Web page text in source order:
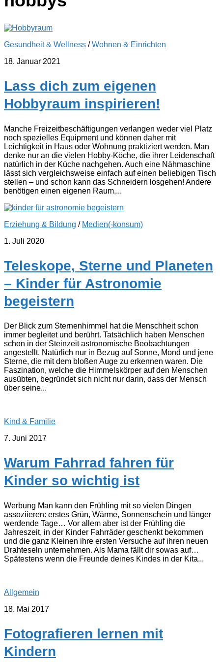
Gesundheit & Wellness /Wohnen & Einrichten
18. Januar 2021
Lass dich zum eigenen
Hobbyraum inspirieren!
Manche Freizeitbeschäftigungen verlangen weder viel Platz
noch spezielles Equipment und können daher mit
Leichtigkeit in Haus oder Wohnung praktiziert werden. Man
denke nur an die vielen Hobby-Köche, die ihrer Leidenschaft
natürlich in der Küche nachgehen. Auch eine Nähmaschine
lässt sich vergleichsweise einfach auf einen beliebigen Tisch
stellen – und schon kann das Schneidern losgehen! Andere
benötigen einen eigenen Raum,...
Erziehung & Bildung / Medien(-konsum)
1. Juli 2020
Teleskope, Sterne und Planeten
– Kinder für Astronomie
begeistern
Der Blick zum Sternenhimmel hat die Menschheit schon
immer begleitet und berührt. Tatsächlich haben Menschen
schon in der Steinzeit astronomische Beobachtungen
angestellt. Natürlich nur in Bezug auf Sonne, Mond und jene
Sterne, die mit dem bloßen Auge zu erkennen waren. Die
Faszination, welche die Himmelskörper auf den Menschen
ausübten, begründet sich nicht nur darin, dass der Mensch
über seine...
Kind & Familie
7. Juni 2017
Warum Fahrrad fahren für
Kinder so wichtig ist
Werbung Man kann den Frühling mit so vielen Dingen
assoziieren: erstes Grün, Wärme, Sonnenschein und länger
werdende Tage… Vor allem aber ist der Frühling die
Jahreszeit, in der Kinder Fahrräder geschenkt bekommen
und die ganz Kleinen ihre ersten Versuche auf ihren neuen
Drahteseln unternehmen. Als Mama fällt dir sowas auf…
Spätestens wenn die Freunde deines Kindes in der Kita...
Allgemein
18. Mai 2017
Fotografieren lernen mit
Kindern